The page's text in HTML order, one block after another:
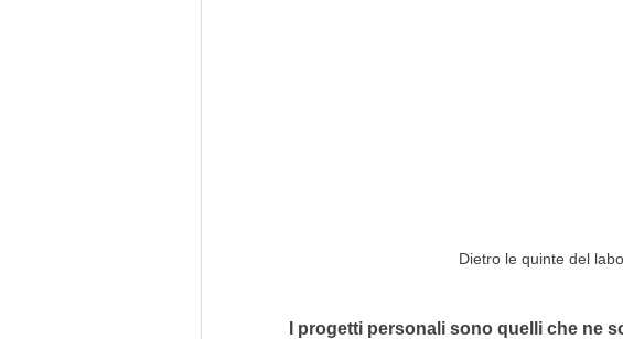
Dietro le quinte del
I progetti personali sono quelli che ne